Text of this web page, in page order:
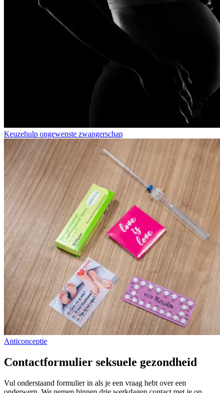
Keuzehulp ongewenste zwangerschap
Anticonceptie
Contactformulier seksuele gezondheid
Vul onderstaand formulier in als je een vraag hebt over een